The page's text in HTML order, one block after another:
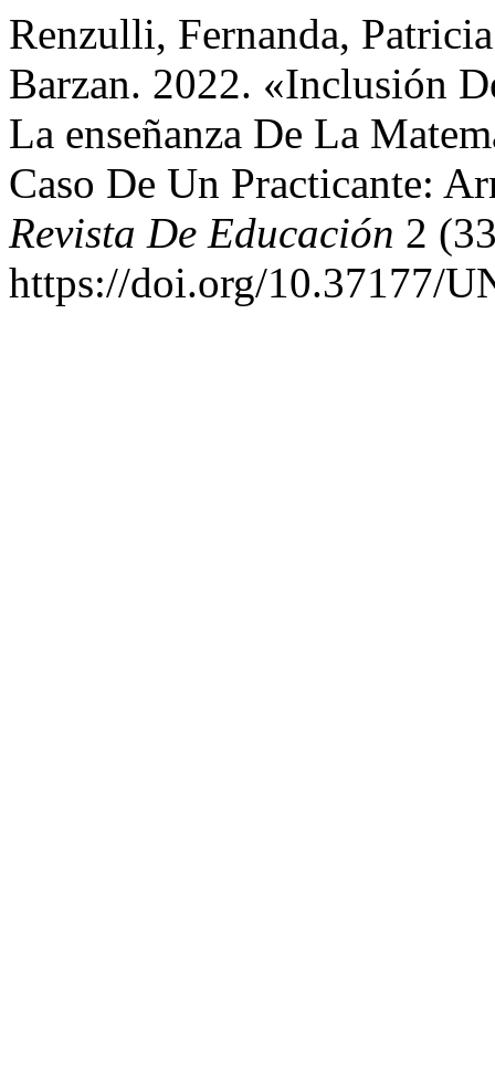
Renzulli, Fernanda,
Barzan. 2022. «Inclusión
La enseñanza De La
Caso De Un Practicante:
Revista De Educación 2
https://doi.org/10.37177/